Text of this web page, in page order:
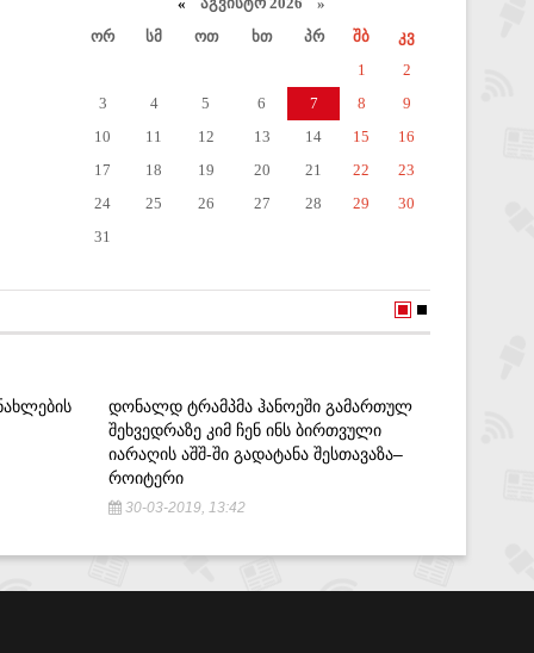
ორ
სმ ოთ ხთ პრ შბ
კვ
1
2
3
4 5 6 7 8
9
10
11 12 13 14 15
16
17
18 19 20 21 22
23
24
25 26 27 28 29
30
31
ᲓᲝᲜᲐᲚᲓ ᲢᲠᲐᲛᲞᲛᲐ ᲰᲐᲜᲝᲔᲨᲘ ᲒᲐᲛᲐᲠᲗᲣᲚ
ᲨᲔᲮᲕᲔᲓᲠᲐᲖᲔ ᲙᲘᲛ ᲩᲔᲜ ᲘᲜᲡ ᲑᲘᲠᲗᲕᲣᲚᲘ
ᲘᲐᲠᲐᲦᲘᲡ ᲐᲨᲨ-ᲨᲘ ᲒᲐᲓᲐᲢᲐᲜᲐ ᲨᲔᲡᲗᲐᲕᲐᲖᲐ–
ᲠᲝᲘᲢᲔᲠᲘ
30-03-2019, 13:42